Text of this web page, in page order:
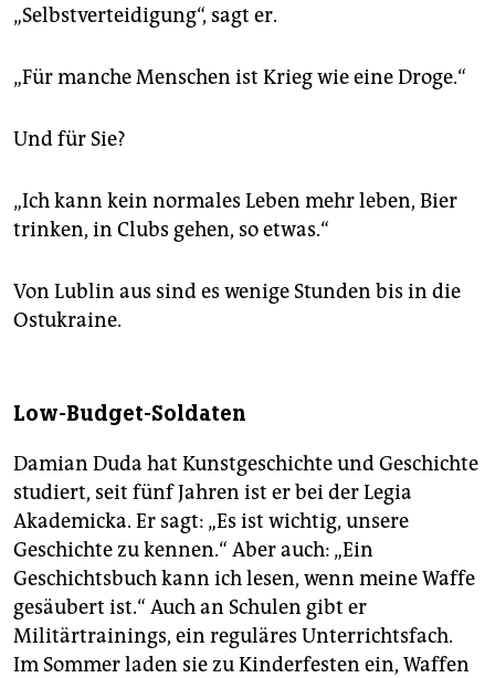
„Selbstverteidigung“, sagt er.
„Für manche Menschen ist Krieg wie eine Droge.“
Und für Sie?
„Ich kann kein normales Leben mehr leben, Bier
trinken, in Clubs gehen, so etwas.“
Von Lublin aus sind es wenige Stunden bis in die
Ostukraine.
Low-Budget-Soldaten
Damian Duda hat Kunstgeschichte und Geschichte
studiert, seit fünf Jahren ist er bei der Legia
Akademicka. Er sagt: „Es ist wichtig, unsere
Geschichte zu kennen.“ Aber auch: „Ein
Geschichtsbuch kann ich lesen, wenn meine Waffe
gesäubert ist.“ Auch an Schulen gibt er
Militärtrainings, ein reguläres Unterrichtsfach.
Im Sommer laden sie zu Kinderfesten ein, Waffen